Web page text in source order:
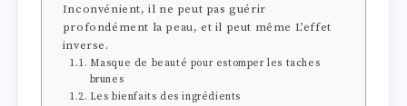
Inconvénient, il ne peut pas guérir
profondément la peau, et il peut même L’effet
inverse.
Masque de beauté pour estomper les taches
brunes
Les bienfaits des ingrédients